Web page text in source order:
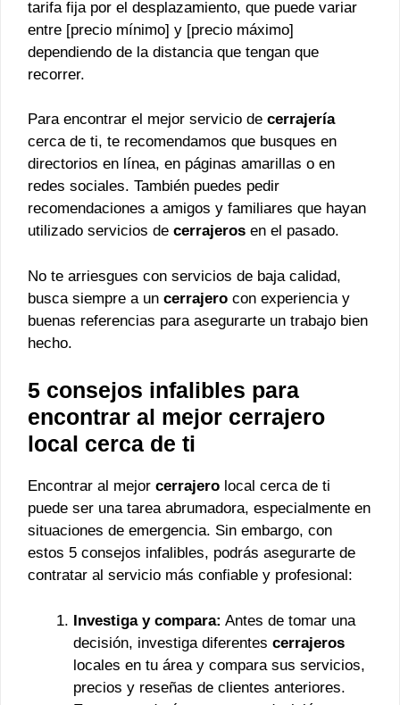
tarifa fija por el desplazamiento, que puede variar
entre [precio mínimo] y [precio máximo]
dependiendo de la distancia que tengan que
recorrer.
Para encontrar el mejor servicio de cerrajería
cerca de ti, te recomendamos que busques en
directorios en línea, en páginas amarillas o en
redes sociales. También puedes pedir
recomendaciones a amigos y familiares que hayan
utilizado servicios de cerrajeros en el pasado.
No te arriesgues con servicios de baja calidad,
busca siempre a un cerrajero con experiencia y
buenas referencias para asegurarte un trabajo bien
hecho.
5 consejos infalibles para
encontrar al mejor cerrajero
local cerca de ti
Encontrar al mejor cerrajero local cerca de ti
puede ser una tarea abrumadora, especialmente en
situaciones de emergencia. Sin embargo, con
estos 5 consejos infalibles, podrás asegurarte de
contratar al servicio más confiable y profesional:
Investiga y compara: Antes de tomar una
decisión, investiga diferentes cerrajeros
locales en tu área y compara sus servicios,
precios y reseñas de clientes anteriores.